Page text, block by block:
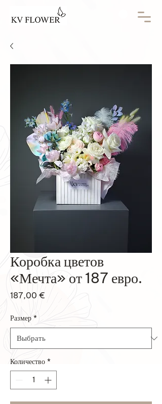
Коробка цветов
«Мечта» от 187 евро.
187,00 €
Размер *
Количество *